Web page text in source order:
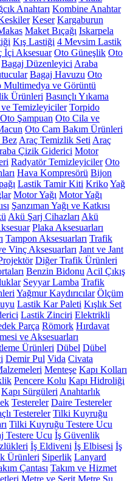
Anahtarı Kombine Anahtar
Keser Kargaburun
Maket Bıçağı Iskarpela
Kış Lastiği 4 Mevsim Lastik
İçi Aksesuar Oto Güneşlik Oto
Bagaj Düzenleyici Araba
Bagaj Havuzu Oto
Multimedya ve Görüntü
Ürünleri Basınçlı Yıkama
ve Temizleyiciler Torpido
Oto Şampuan Oto Cila ve
Oto Cam Bakım Ürünleri
Araç Temizlik Seti Araç
Çizik Giderici Motor
Radyatör Temizleyiciler Oto
Hava Kompresörü Bijon
Lastik Tamir Kiti KrikoYağ
Motor Yağı Motor Yağı
Şanzıman Yağı ve Katkısı
Akü Şarj Cihazları Akü
Plaka Aksesuarları
Tampon Aksesuarları Trafik
Vinç Aksesuarları Jant ve Jant
Diğer Trafik Ürünleri
Benzin Bidonu Acil Çıkış
Seyyar Lamba Trafik
Yağmur Kaydırıcılar Ölçüm
Lastik Kar Paleti Kışlık Set
Lastik Zinciri Elektrikli
Parça Römork Hırdavat
ve Aksesuarları
Ürünleri Dübel Dübel
Demir Pul Vida Civata
Menteşe Kapı Kolları
Pencere Kolu Kapı Hidroliği
Kapı Sürgüleri Anahtarlık
Testereler Daire Testereler
Testereler Tilki Kuyruğu
Tilki Kuyruğu Testere Ucu
Testere Ucu İş Güvenlik
İş Eldiveni İş Elbisesi İş
Ürünleri Siperlik Lanyard
Çantası Takım ve Hizmet
Metre ve Şerit Metre Su